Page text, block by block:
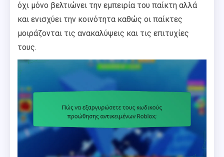
όχι μόνο βελτιώνει την εμπειρία του παίκτη αλλά
και ενισχύει την κοινότητα καθώς οι παίκτες
μοιράζονται τις ανακαλύψεις και τις επιτυχίες
τους.